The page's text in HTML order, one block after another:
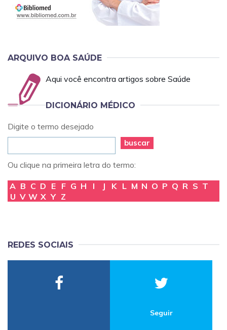
ARQUIVO BOA SAÚDE
Aqui você encontra artigos sobre Saúde
DICIONÁRIO MÉDICO
Digite o termo desejado
buscar
Ou clique na primeira letra do termo:
A B C D E F G H I J K L M N O P Q R S T
U V W X Y Z
REDES SOCIAIS
Seguir